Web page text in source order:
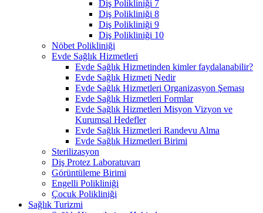
Diş Polikliniği 7
Diş Polikliniği 8
Diş Polikliniği 9
Diş Polikliniği 10
Nöbet Polikliniği
Evde Sağlık Hizmetleri
Evde Sağlık Hizmetinden kimler faydalanabilir?
Evde Sağlık Hizmeti Nedir
Evde Sağlık Hizmetleri Organizasyon Şeması
Evde Sağlık Hizmetleri Formlar
Evde Sağlık Hizmetleri Misyon Vizyon ve
Kurumsal Hedefler
Evde Sağlık Hizmetleri Randevu Alma
Evde Sağlık Hizmetleri Birimi
Sterilizasyon
Diş Protez Laboratuvarı
Görüntüleme Birimi
Engelli Polikliniği
Çocuk Polikliniği
Sağlık Turizmi